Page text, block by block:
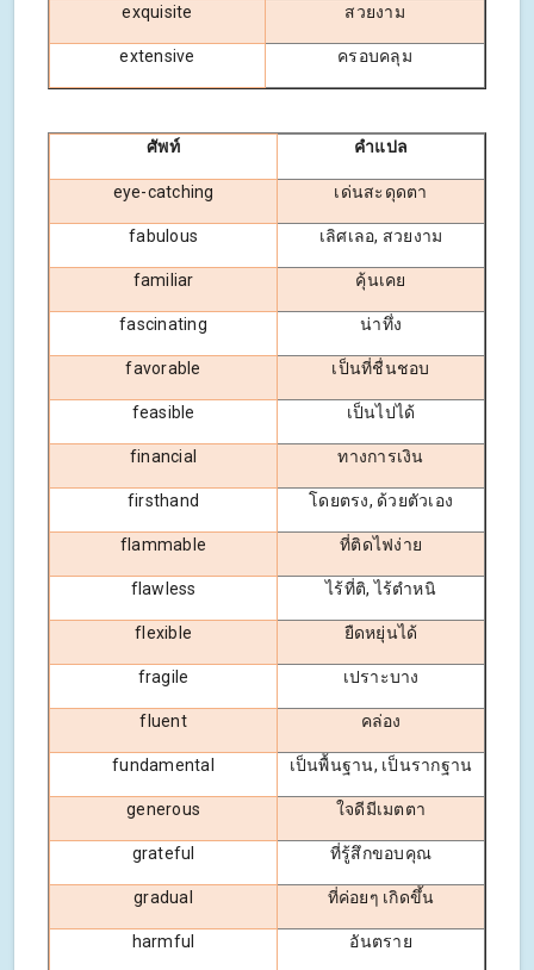
exquisite สวยงาม
extensive ครอบคลุม
ศัพท์ คำแปล
eye-catching เด่นสะดุดตา
fabulous เลิศเลอ, สวยงาม
familiar คุ้นเคย
fascinating น่าทึ่ง
favorable เป็นที่ชื่นชอบ
feasible เป็นไปได้
financial ทางการเงิน
firsthand โดยตรง, ด้วยตัวเอง
flammable ที่ติดไฟง่าย
flawless ไร้ที่ติ, ไร้ตำหนิ
flexible ยืดหยุ่นได้
fragile เปราะบาง
fluent คล่อง
fundamental เป็นพื้นฐาน, เป็นรากฐาน
generous ใจดีมีเมตตา
grateful ที่รู้สึกขอบคุณ
gradual ที่ค่อยๆ เกิดขึ้น
harmful อันตราย